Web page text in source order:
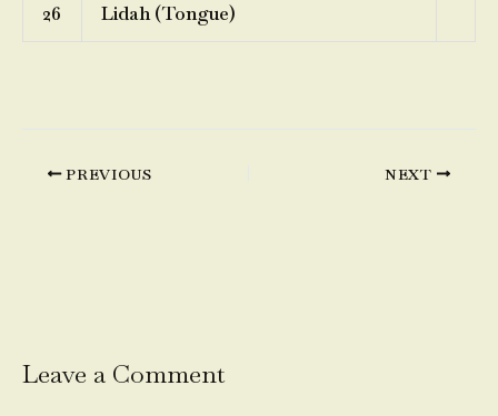
26 Lidah (Tongue)
PREVIOUS NEXT
Leave a Comment